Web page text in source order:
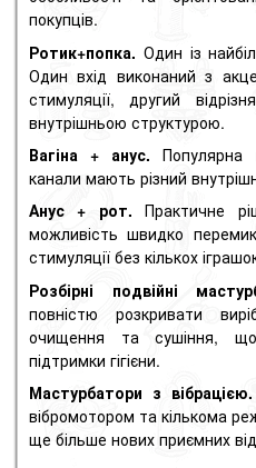
покупців.
Ротик+попка. Один із
Один вхід виконаний з
стимуляції, другий
внутрішньою структурою.
Вагіна + анус. Популярна
канали мають різний
Анус + рот. Практичне
можливість швидко
стимуляції без кількох
Розбірні подвійні
повністю розкривати
очищення та сушіння,
підтримки гігієни.
Мастурбатори з вібрацією.
вібромотором та кількома
ще більше нових приємних